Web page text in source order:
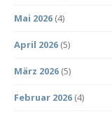
Mai 2026 (4)
April 2026 (5)
März 2026 (5)
Februar 2026 (4)